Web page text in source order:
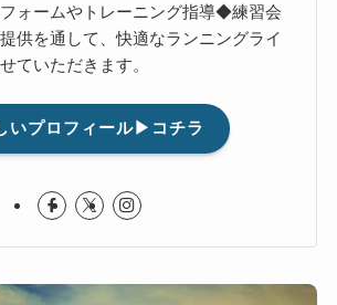
ォームやトレーニング指導◆練習会
供を通して、快適なランニングライ
ていただきます。
いプロフィール▶コチラ